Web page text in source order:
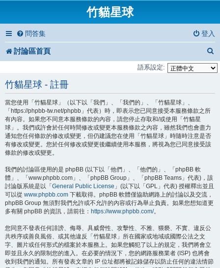
竹貓星球
問答集 登入
討論區首頁
語系設定:
竹貓星球 - 註冊
當您使用「竹貓星球」（以下以「我們」、「我們的」、「竹貓星球」、
「https://phpbb-tw.net/phpbb」代表）時，即表示您已同意接受本服務條款之所
有內容。如果您不同意本服務條款的內容，請您停止存取和/或使用「竹貓星
球」。我們或許會於任何時間修改或變更本服務條款之內容，雖然我們也會盡力
通知您任何條款的修改或變更，但仍建議您在使用「竹貓星球」時隨時注意是否
有修改或變更。您於任何修改或變更後繼續使用本服務，將視為您已同意接受該
條款的修改或變更。
我們的討論區使用的是 phpBB (以下以「他們」、「他們的」、「phpBB 軟
體」、「www.phpbb.com」、「phpBB Group」、「phpBB Teams」代表)，該
討論版系統是以「 General Public License 」(以下以「GPL」代表) 授權釋出並且
可以從 www.phpbb.com 下載取得。phpBB 軟體僅協助網路上的討論以及交流，
phpBB Group 無須對我們允許或不允許的內容或行為舉止負責。如果您想知道更
多有關 phpBB 的資訊，請前往： https://www.phpbb.com/。
您同意不發表任何誹謗、侮辱、具威脅性、攻擊性、不雅、猥褻、不實、違反公
共秩序或善良風俗、或其他違反「竹貓星球」所在國家或地域或國際公法之文
字、圖片或任何形式的檔案於本服務上。如果您觸犯了以上的規定，我們將會立
即並且永久的限制您的進入。在必要的情況下，您的網路服務業者 (ISP) 也將會
收到我們的通知。所有發表文章的 IP 位址都將被記錄儲存以防止任何的違法情節